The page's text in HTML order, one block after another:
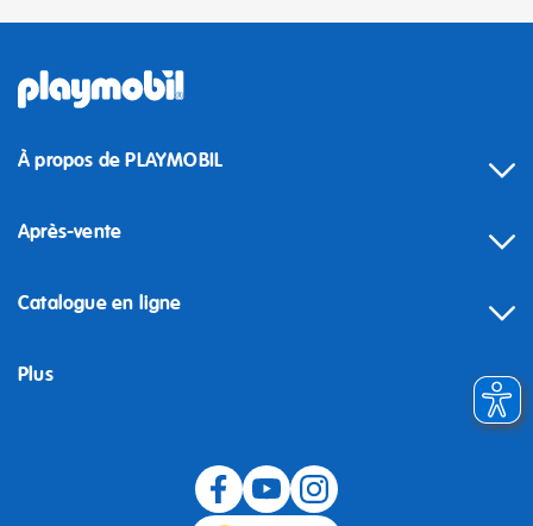
À propos de PLAYMOBIL
Après-vente
Catalogue en ligne
Plus